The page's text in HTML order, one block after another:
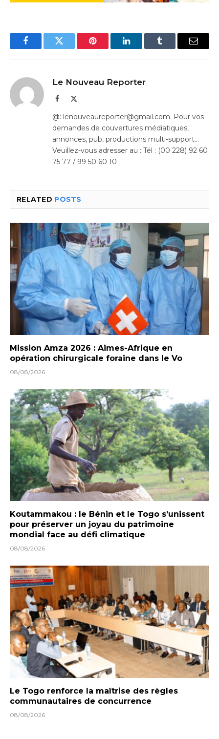
FacebookTwitter Pinterest LinkedInTumblr Email
Le Nouveau Reporter
Facebook
@: lenouveaureporter@gmail.com. Pour vos
demandes de couvertures médiatiques,
annonces, pub, productions multi-support…
Veuillez-vous adresser au : Tél : (00 228) 92 60
75 77 / 99 50 60 10
RELATED POSTS
Mission Amza 2026 : Aimes-Afrique en
opération chirurgicale foraine dans le Vo
08/08/2026
Koutammakou : le Bénin et le Togo s’unissent
pour préserver un joyau du patrimoine
mondial face au défi climatique
08/08/2026
Le Togo renforce la maîtrise des règles
communautaires de concurrence
08/08/2026